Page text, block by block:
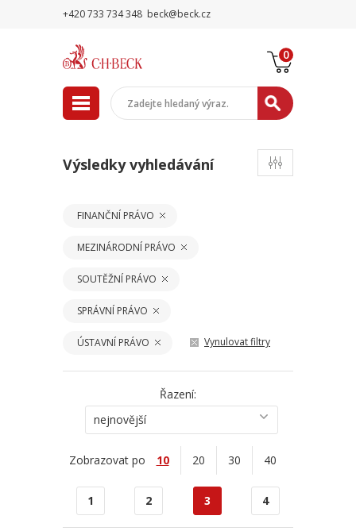
+420 733 734 348 beck@beck.cz
0
Výsledky vyhledávání
FINANČNÍ PRÁVO
MEZINÁRODNÍ PRÁVO
SOUTĚŽNÍ PRÁVO
SPRÁVNÍ PRÁVO
ÚSTAVNÍ PRÁVO Vynulovat filtry
Řazení:
nejnovější
Zobrazovat po 10 20 30 40
1 2 3 4